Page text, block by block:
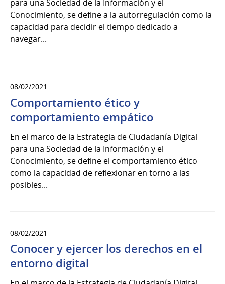
para una Sociedad de la Información y el
Conocimiento, se define a la autorregulación como la
capacidad para decidir el tiempo dedicado a
navegar...
08/02/2021
Comportamiento ético y
comportamiento empático
En el marco de la Estrategia de Ciudadanía Digital
para una Sociedad de la Información y el
Conocimiento, se define el comportamiento ético
como la capacidad de reflexionar en torno a las
posibles...
08/02/2021
Conocer y ejercer los derechos en el
entorno digital